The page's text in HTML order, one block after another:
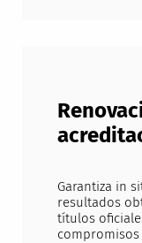
Garantiza in
resultados
títulos